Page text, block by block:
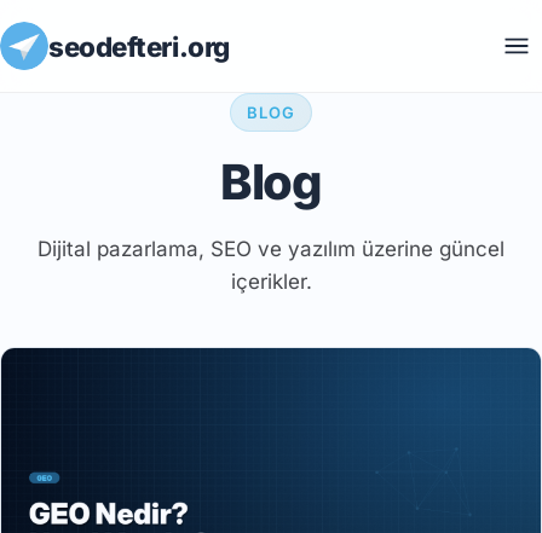
seodefteri.org
BLOG
Blog
Dijital pazarlama, SEO ve yazılım üzerine güncel
içerikler.